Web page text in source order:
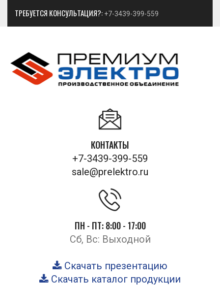
ТРЕБУЕТСЯ КОНСУЛЬТАЦИЯ?: +7-3439-399-559
КОНТАКТЫ
+7-3439-399-559
sale@prelektro.ru
ПН - ПТ: 8:00 - 17:00
Сб, Вс: Выходной
Скачать презентацию
Скачать каталог продукции